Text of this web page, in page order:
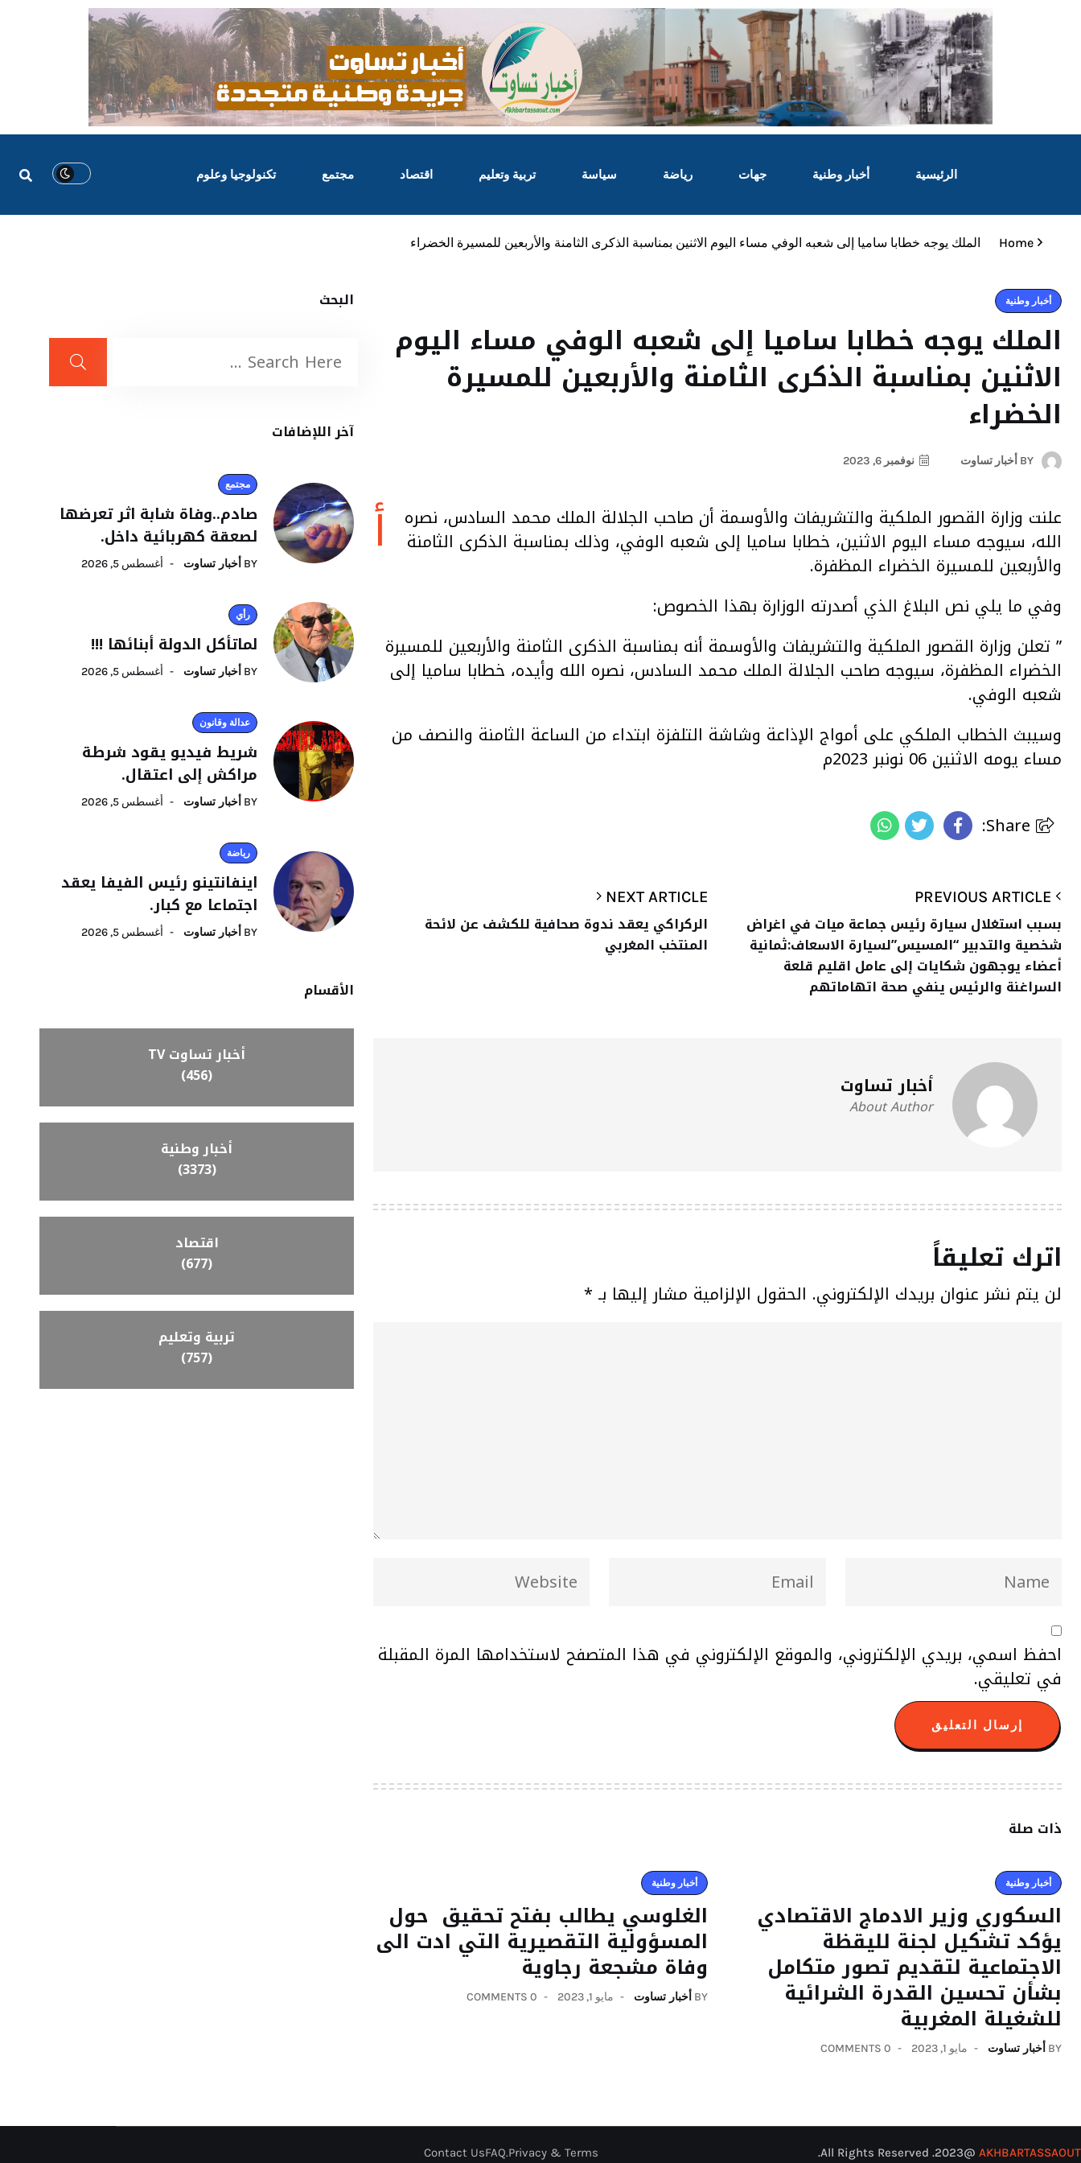
الرئيسية أخبار وطنية جهات رياضة سياسة تربية وتعليم اقتصاد مجتمع تكنولوجيا وعلوم
Home الملك يوجه خطابا ساميا إلى شعبه الوفي مساء اليوم الاثنين بمناسبة الذكرى الثامنة والأربعين للمسيرة الخضراء
أخبار وطنية
الملك يوجه خطابا ساميا إلى شعبه الوفي مساء اليوم
الاثنين بمناسبة الذكرى الثامنة والأربعين للمسيرة
الخضراء
BY أخبار تساوت نوفمبر 6, 2023
أ علنت وزارة القصور الملكية والتشريفات والأوسمة أن صاحب الجلالة الملك محمد السادس، نصره
الله، سيوجه مساء اليوم الاثنين، خطابا ساميا إلى شعبه الوفي، وذلك بمناسبة الذكرى الثامنة
والأربعين للمسيرة الخضراء المظفرة.
وفي ما يلي نص البلاغ الذي أصدرته الوزارة بهذا الخصوص:
” تعلن وزارة القصور الملكية والتشريفات والأوسمة أنه بمناسبة الذكرى الثامنة والأربعين للمسيرة
الخضراء المظفرة، سيوجه صاحب الجلالة الملك محمد السادس، نصره الله وأيده، خطابا ساميا إلى
شعبه الوفي.
وسيبث الخطاب الملكي على أمواج الإذاعة وشاشة التلفزة ابتداء من الساعة الثامنة والنصف من
مساء يومه الاثنين 06 نونبر 2023م
بسبب استغلال سيارة رئيس جماعة ميات في اغراض
شخصية والتدبير “المسيس”لسيارة الاسعاف:ثمانية
أعضاء يوجهون شكايات إلى عامل اقليم قلعة
السراغنة والرئيس ينفي صحة اتهاماتهم
NEXT ARTICLE
الركراكي يعقد ندوة صحافية للكشف عن لائحة
المنتخب المغربي
أخبار تساوت
About Author
اترك تعليقاً
لن يتم نشر عنوان بريدك الإلكتروني. الحقول الإلزامية مشار إليها بـ *
احفظ اسمي، بريدي الإلكتروني، والموقع الإلكتروني في هذا المتصفح لاستخدامها المرة المقبلة
في تعليقي.
ذات صلة
أخبار وطنية
السكوري وزير الادماج الاقتصادي
يؤكد تشكيل لجنة لليقظة
الاجتماعية لتقديم تصور متكامل
بشأن تحسين القدرة الشرائية
للشغيلة المغربية
BY أخبار تساوت مايو 1, 2023 0 COMMENTS
أخبار وطنية
الغلوسي يطالب بفتح تحقيق حول
المسؤولية التقصيرية التي ادت الى
وفاة مشجعة رجاوية
BY أخبار تساوت مايو 1, 2023 0 COMMENTS
البحث
آخر اللإضافات
مجتمع
صادم..وفاة شابة اثر تعرضها
لصعقة كهربائية داخل.
BY أخبار تساوت أغسطس 5, 2026
رأي
لماتأكل الدولة أبنائها !!!
BY أخبار تساوت أغسطس 5, 2026
عدالة وقانون
شريط فيديو يقود شرطة
مراكش إلى اعتقال.
BY أخبار تساوت أغسطس 5, 2026
رياضة
اينفانتينو رئيس الفيفا يعقد
اجتماعا مع كبار.
BY أخبار تساوت أغسطس 5, 2026
الأقسام
أخبار تساوت TV
(456)
أخبار وطنية
(3373)
اقتصاد
(677)
تربية وتعليم
(757)
AKHBARTASSAOUT
@2023. All Rights Reserved.
Privacy & Terms.
FAQ
Contact Us